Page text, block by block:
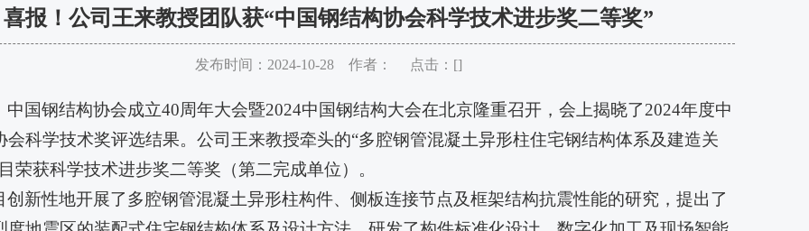
喜报！公司王来教授团队获“中国钢结构协会科学技术进步奖二等奖”
发布时间：2024-10-28 作者： 点击：[]
中国钢结构协会成立40周年大会暨2024中国钢结构大会在北京隆重召开，会上揭晓了2024年度中
会科学技术奖评选结果。公司王来教授牵头的“多腔钢管混凝土异形柱住宅钢结构体系及建造关
荣获科学技术进步奖二等奖（第二完成单位）。
创新性地开展了多腔钢管混凝土异形柱构件、侧板连接节点及框架结构抗震性能的研究，提出了